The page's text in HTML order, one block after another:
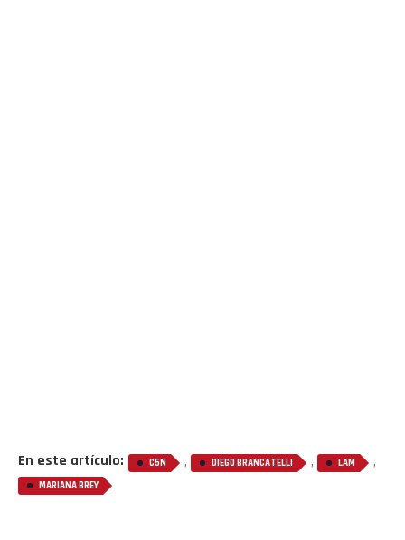
En este artículo: C5N , DIEGO BRANCATELLI , LAM ,
MARIANA BREY